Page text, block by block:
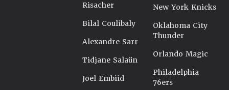
Risacher
Bilal Coulibaly
Alexandre Sarr
Tidjane Salaün
Joel Embiid
New York Knicks
Oklahoma City
Thunder
Orlando Magic
Philadelphia
76ers